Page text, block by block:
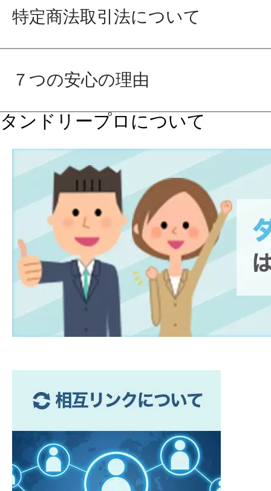
特定商法取引法について
７つの安心の理由
タンドリープロについて